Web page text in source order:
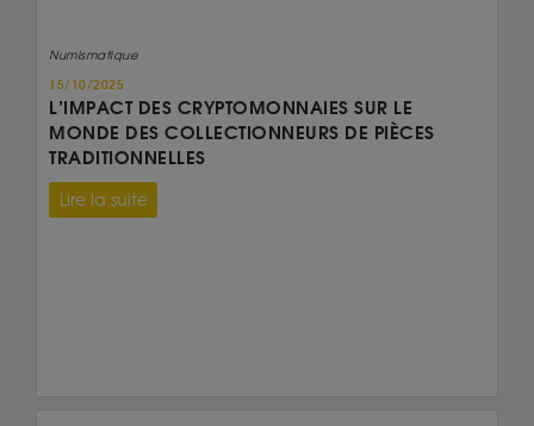
Numismatique
15/10/2025
L’IMPACT DES CRYPTOMONNAIES SUR LE
MONDE DES COLLECTIONNEURS DE PIÈCES
TRADITIONNELLES
Lire la suite